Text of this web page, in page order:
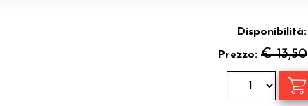
Disponibilità:
Prezzo: € 13,50